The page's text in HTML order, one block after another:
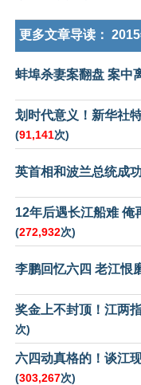
更多文章导读：
蚌埠杀妻案翻盘 案中
划时代意义！新华社
(91,141次)
英首相和波兰总统成
12年后遇长江船难 俺
(272,932次)
李鹏回忆六四 老江恨
奖金上不封顶！江两
次)
六四动真格的！谈江
(303,267次)